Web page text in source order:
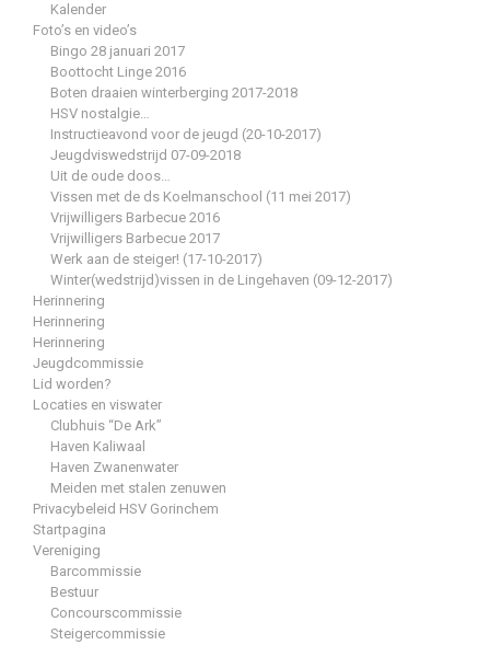
Kalender
Foto’s en video’s
Bingo 28 januari 2017
Boottocht Linge 2016
Boten draaien winterberging 2017-2018
HSV nostalgie…
Instructieavond voor de jeugd (20-10-2017)
Jeugdviswedstrijd 07-09-2018
Uit de oude doos…
Vissen met de ds Koelmanschool (11 mei 2017)
Vrijwilligers Barbecue 2016
Vrijwilligers Barbecue 2017
Werk aan de steiger! (17-10-2017)
Winter(wedstrijd)vissen in de Lingehaven (09-12-2017)
Herinnering
Herinnering
Herinnering
Jeugdcommissie
Lid worden?
Locaties en viswater
Clubhuis “De Ark”
Haven Kaliwaal
Haven Zwanenwater
Meiden met stalen zenuwen
Privacybeleid HSV Gorinchem
Startpagina
Vereniging
Barcommissie
Bestuur
Concourscommissie
Steigercommissie